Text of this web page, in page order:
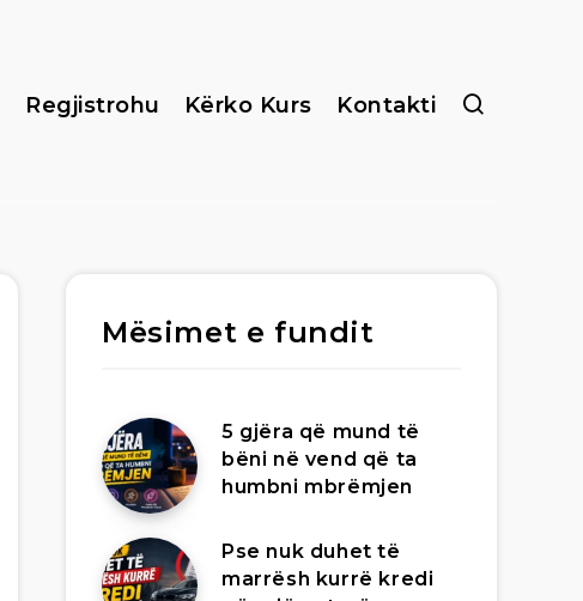
Regjistrohu Kërko Kurs Kontakti
Mësimet e fundit
5 gjëra që mund të
bëni në vend që ta
humbni mbrëmjen
Pse nuk duhet të
marrësh kurrë kredi